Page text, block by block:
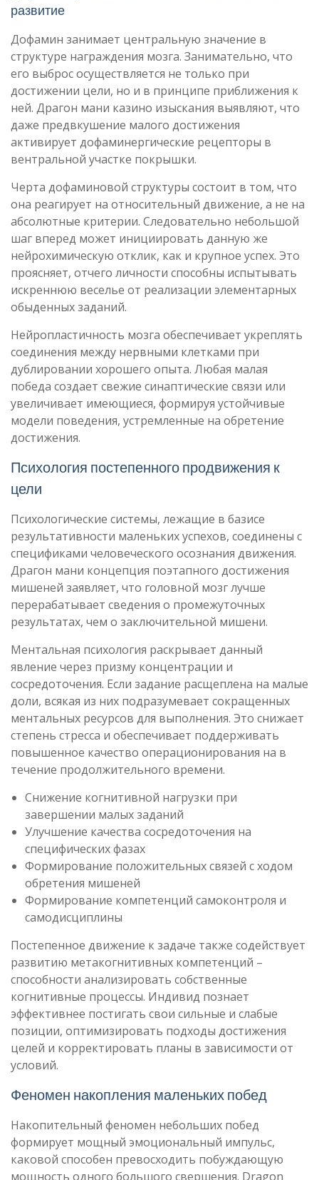
развитие
Дофамин занимает центральную значение в
структуре награждения мозга. Занимательно, что
его выброс осуществляется не только при
достижении цели, но и в принципе приближения к
ней. Драгон мани казино изыскания выявляют, что
даже предвкушение малого достижения
активирует дофаминергические рецепторы в
вентральной участке покрышки.
Черта дофаминовой структуры состоит в том, что
она реагирует на относительный движение, а не на
абсолютные критерии. Следовательно небольшой
шаг вперед может инициировать данную же
нейрохимическую отклик, как и крупное успех. Это
проясняет, отчего личности способны испытывать
искреннюю веселье от реализации элементарных
обыденных заданий.
Нейропластичность мозга обеспечивает укреплять
соединения между нервными клетками при
дублировании хорошего опыта. Любая малая
победа создает свежие синаптические связи или
увеличивает имеющиеся, формируя устойчивые
модели поведения, устремленные на обретение
достижения.
Психология постепенного продвижения к
цели
Психологические системы, лежащие в базисе
результативности маленьких успехов, соединены с
спецификами человеческого осознания движения.
Драгон мани концепция поэтапного достижения
мишеней заявляет, что головной мозг лучше
перерабатывает сведения о промежуточных
результатах, чем о заключительной мишени.
Ментальная психология раскрывает данный
явление через призму концентрации и
сосредоточения. Если задание расщеплена на малые
доли, всякая из них подразумевает сокращенных
ментальных ресурсов для выполнения. Это снижает
степень стресса и обеспечивает поддерживать
повышенное качество операционирования на в
течение продолжительного времени.
Снижение когнитивной нагрузки при
завершении малых заданий
Улучшение качества сосредоточения на
специфических фазах
Формирование положительных связей с ходом
обретения мишеней
Формирование компетенций самоконтроля и
самодисциплины
Постепенное движение к задаче также содействует
развитию метакогнитивных компетенций –
способности анализировать собственные
когнитивные процессы. Индивид познает
эффективнее постигать свои сильные и слабые
позиции, оптимизировать подходы достижения
целей и корректировать планы в зависимости от
условий.
Феномен накопления маленьких побед
Накопительный феномен небольших побед
формирует мощный эмоциональный импульс,
каковой способен превосходить побуждающую
мощность одного большого свершения. Dragon